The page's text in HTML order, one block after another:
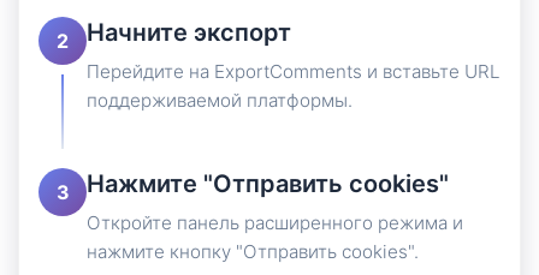
2 Начните экспорт
Перейдите на ExportComments и вставьте URL
поддерживаемой платформы.
3 Нажмите "Отправить cookies"
Откройте панель расширенного режима и
нажмите кнопку "Отправить cookies".